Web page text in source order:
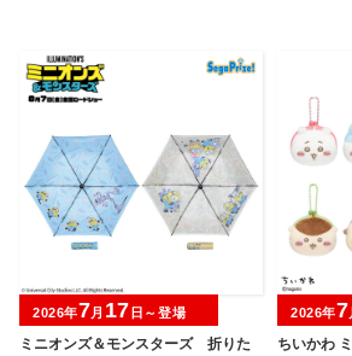
ミニオンズ＆モンスターズ 折りた
2026年7月 17 日～登場
ちいかわ
2026年7